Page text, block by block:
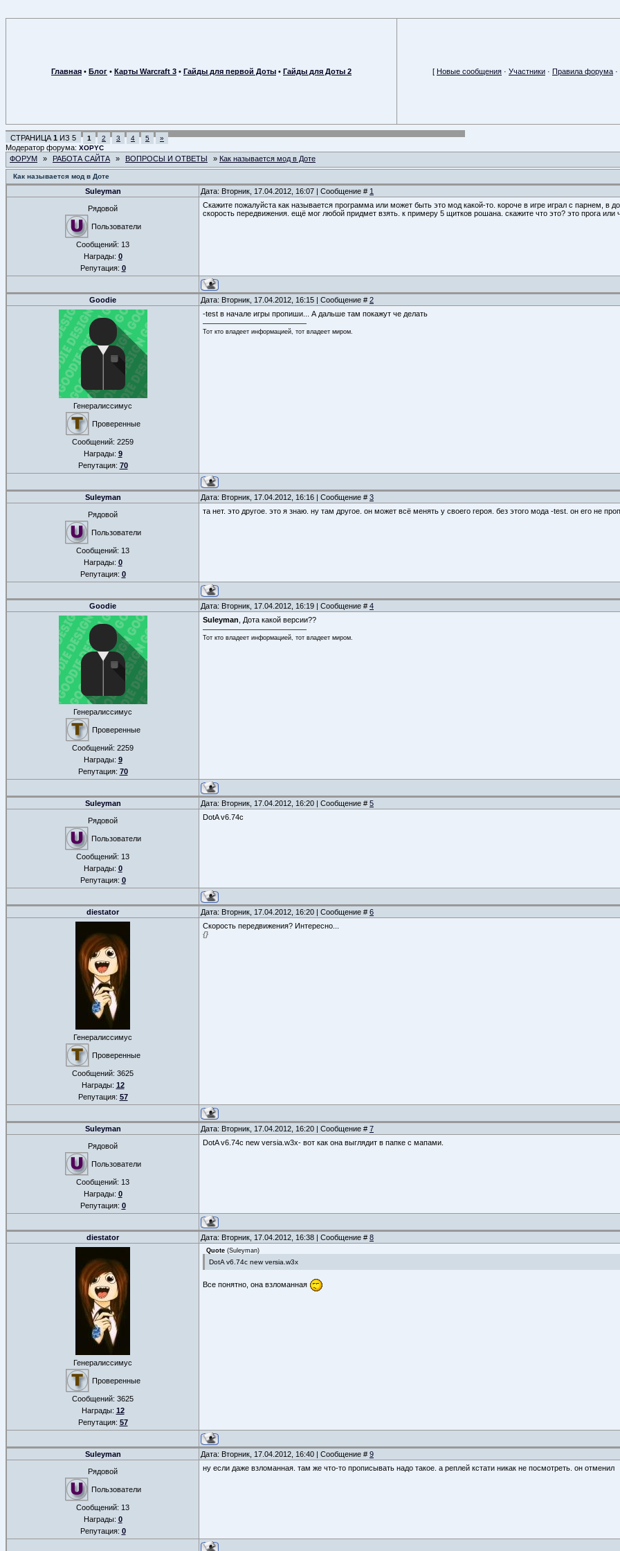
Главная • Блог • Карты Warcraft 3 • Гайды для первой Доты • Гайды для Доты 2 [ Новые сообщения · Участники · Правила форума ·
СТРАНИЦА 1 ИЗ 5 1 2 3 4 5 »
Модератор форума: XOPYC
ФОРУМ » РАБОТА САЙТА » ВОПРОСЫ И ОТВЕТЫ » Как называется мод в Доте
Как называется мод в Доте
Suleyman Дата: Вторник, 17.04.2012, 16:07 | Сообщение # 1
Рядовой
Пользователи
Сообщений: 13
Награды: 0
Репутация: 0
Скажите пожалуйста как называется программа или может быть это мод какой-то. короче в игре играл с парнем, в
скорость передвижения. ещё мог любой придмет взять. к примеру 5 щитков рошана. скажите что это? это прога или
Goodie Дата: Вторник, 17.04.2012, 16:15 | Сообщение # 2
Генералиссимус
Проверенные
Сообщений: 2259
Награды: 9
Репутация: 70
-test в начале игры пропиши... А дальше там покажут че делать
Тот кто владеет информацией, тот владеет миром.
Suleyman Дата: Вторник, 17.04.2012, 16:16 | Сообщение # 3
Рядовой
Пользователи
Сообщений: 13
Награды: 0
Репутация: 0
та нет. это другое. это я знаю. ну там другое. он может всё менять у своего героя. без этого мода -test. он его не
Goodie Дата: Вторник, 17.04.2012, 16:19 | Сообщение # 4
Генералиссимус
Проверенные
Сообщений: 2259
Награды: 9
Репутация: 70
Suleyman , Дота какой версии??
Тот кто владеет информацией, тот владеет миром.
Suleyman Дата: Вторник, 17.04.2012, 16:20 | Сообщение # 5
Рядовой
Пользователи
Сообщений: 13
Награды: 0
Репутация: 0
DotA v6.74c
diestator Дата: Вторник, 17.04.2012, 16:20 | Сообщение # 6
Генералиссимус
Проверенные
Сообщений: 3625
Награды: 12
Репутация: 57
Скорость передвижения? Интересно...
{}
Suleyman Дата: Вторник, 17.04.2012, 16:20 | Сообщение # 7
Рядовой
Пользователи
Сообщений: 13
Награды: 0
Репутация: 0
DotA v6.74c new versia.w3x- вот как она выглядит в папке с мапами.
diestator Дата: Вторник, 17.04.2012, 16:38 | Сообщение # 8
Генералиссимус
Проверенные
Сообщений: 3625
Награды: 12
Репутация: 57
Quote (Suleyman)
DotA v6.74c new versia.w3x
Все понятно, она взломанная
Suleyman Дата: Вторник, 17.04.2012, 16:40 | Сообщение # 9
Рядовой
Пользователи
Сообщений: 13
Награды: 0
Репутация: 0
ну если даже взломанная. там же что-то прописывать надо такое. а реплей кстати никак не посмотреть. он отменил